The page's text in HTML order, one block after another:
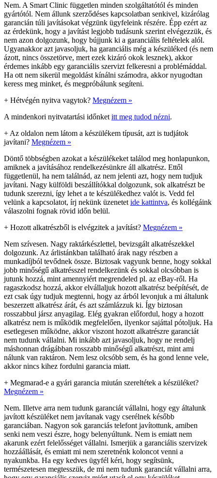
Nem. A Smart Clinic független minden szolgáltatótól és minden
gyártótól. Nem állunk szerződéses kapcsolatban senkivel, kizárólag
garancián túli javításokat végzünk ügyfeleink részére. Épp ezért az
az érdekünk, hogy a javítást legjobb tudásunk szerint elvégezzük, és
nem azon dolgozunk, hogy bújjunk ki a garanciális feltételek alól.
Ugyanakkor azt javasoljuk, ha garanciális még a készüléked (és nem
ázott, nincs összetörve, mert ezek kizáró okok lesznek), akkor
érdemes inkább egy garanciális szervizt felkeresni a problémáddal.
Ha ott nem sikerül megoldást kínálni számodra, akkor nyugodtan
keress meg minket, és megpróbálunk segíteni.
+ Hétvégén nyitva vagytok? Megnézem »
A mindenkori nyitvatartási időnket itt meg tudod nézni.
+ Az oldalon nem látom a készülékem típusát, azt is tudjátok
javítani? Megnézem »
Döntő többségben azokat a készülékeket találod meg honlapunkon,
amiknek a javításához rendelkezésünkre áll alkatrész. Ettől
függetlenül, ha nem találnád, az nem jelenti azt, hogy nem tudjuk
javítani. Nagy külföldi beszállítókkal dolgozunk, sok alkatrészt be
tudunk szerezni, így lehet a te készülékedhez valót is. Vedd fel
velünk a kapcsolatot, írj nekünk üzenetet ide kattintva, és kollégáink
válaszolni fognak rövid időn belül.
+ Hozott alkatrészből is elvégzitek a javítást? Megnézem »
Nem szívesen. Nagy raktárkészlettel, bevizsgált alkatrészekkel
dolgozunk. Az árlistánkban található árak nagy részben a
munkadíjból tevődnek össze. Biztosak vagyunk benne, hogy sokkal
jobb minőségű alkatrésszel rendelkezünk és sokkal olcsóbban is
jutunk hozzá, mint amennyiért megrendeled pl. az eBay-ről. Ha
ragaszkodsz hozzá, akkor elvállaljuk hozott alkatrész beépítését, de
ezt csak úgy tudjuk megtenni, hogy az árból levonjuk a mi általunk
beszerzett alkatrész árát, és azt számlázzuk ki. Így biztosan
rosszabbul jársz anyagilag. Elég gyakran előfordul, hogy a hozott
alkatrész nem is működik megfelelően, ilyenkor sajáttal pótoljuk. Ha
esetlegesen működne, akkor viszont hozott alkatrészre garanciát
nem tudunk vállalni. Mi inkább azt javasoljuk, hogy ne rendelj
máshonnan drágábban rosszabb minőségű alkatrészt, mint ami
nálunk van raktáron. Nem lesz olcsóbb sem, és ha gond lenne vele,
akkor nincs kihez fordulni garancia miatt.
+ Megmarad-e a gyári garancia miután szereltétek a készüléket?
Megnézem »
Nem. Illetve arra nem tudunk garanciát vállalni, hogy egy általunk
javított készüléket nem javítanak vagy cserélnek később
garanciában. Nagyon sok garanciás telefont javítottunk, amiben
senki nem veszi észre, hogy belenyúltunk. Nem is emiatt nem
akarunk ezért felelősséget vállalni. Ismerjük a garanciális szervizek
hozzáállását, és emiatt mi nem szeretnénk koloncot venni a
nyakunkba. Ha egy kedves ügyfél kéri, hogy segítsünk,
természetesen megtesszük, de mi nem tudunk garanciát vállalni arra,